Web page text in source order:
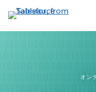
イ
ン
オン